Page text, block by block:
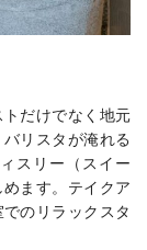
だけでなく地元
リスタが淹れる
スリー（スイー
ます。テイクア
のリラックスタ